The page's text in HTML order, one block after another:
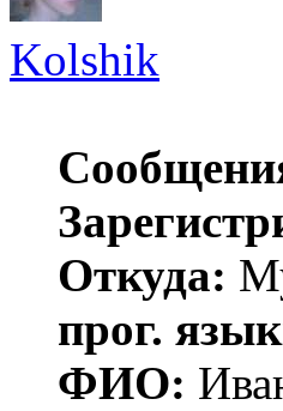
Kolshik
Откуда:
прог.
ФИО: